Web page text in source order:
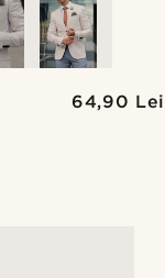
64,90 Lei